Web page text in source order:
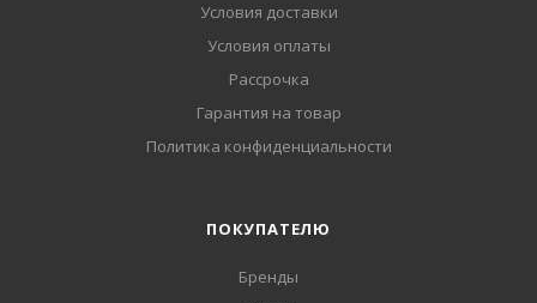
Условия доставки
Условия оплаты
Рассрочка
Гарантия на товар
Политика конфиденциальности
ПОКУПАТЕЛЮ
Бренды